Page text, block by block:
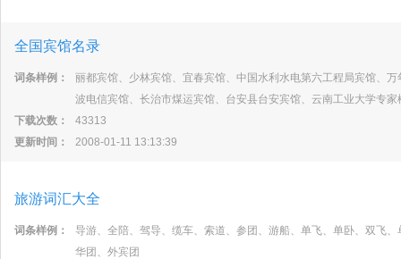
全国宾馆名录
词条样例：
丽都宾馆、少林宾馆、宜春宾馆、中国水利水电第六工程局宾馆、
波电信宾馆、长治市煤运宾馆、台安县台安宾馆、云南工业大学专
下载次数：
43313
更新时间：
2008-01-11 13:13:39
旅游词汇大全
词条样例：
导游、全陪、驾导、缆车、索道、参团、游船、单飞、单卧、双飞
华团、外宾团